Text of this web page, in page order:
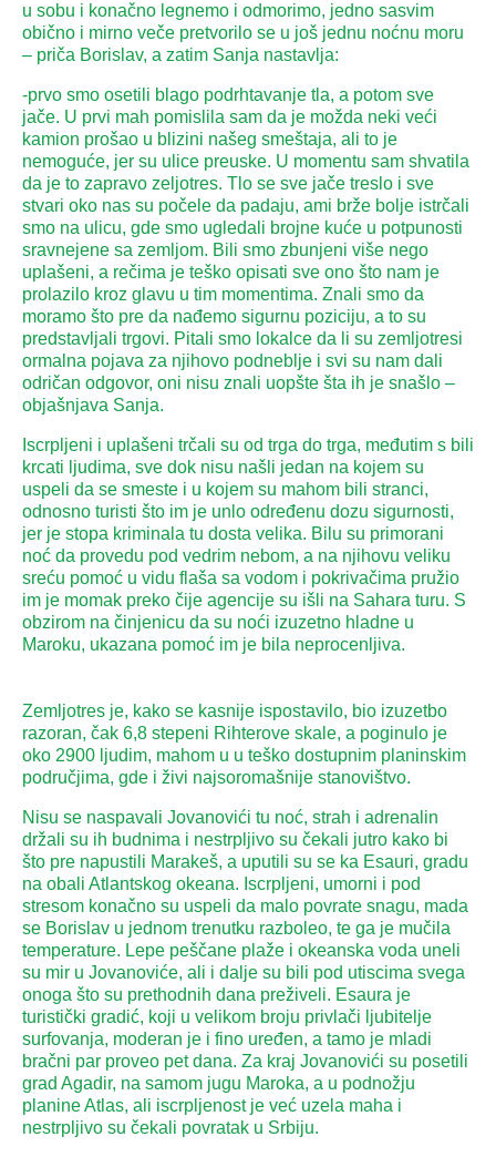
u sobu i konačno legnemo i odmorimo, jedno sasvim
obično i mirno veče pretvorilo se u još jednu noćnu moru
– priča Borislav, a zatim Sanja nastavlja:
-prvo smo osetili blago podrhtavanje tla, a potom sve
jače. U prvi mah pomislila sam da je možda neki veći
kamion prošao u blizini našeg smeštaja, ali to je
nemoguće, jer su ulice preuske. U momentu sam shvatila
da je to zapravo zeljotres. Tlo se sve jače treslo i sve
stvari oko nas su počele da padaju, ami brže bolje istrčali
smo na ulicu, gde smo ugledali brojne kuće u potpunosti
sravnejene sa zemljom. Bili smo zbunjeni više nego
uplašeni, a rečima je teško opisati sve ono što nam je
prolazilo kroz glavu u tim momentima. Znali smo da
moramo što pre da nađemo sigurnu poziciju, a to su
predstavljali trgovi. Pitali smo lokalce da li su zemljotresi
ormalna pojava za njihovo podneblje i svi su nam dali
odričan odgovor, oni nisu znali uopšte šta ih je snašlo –
objašnjava Sanja.
Iscrpljeni i uplašeni trčali su od trga do trga, međutim s bili
krcati ljudima, sve dok nisu našli jedan na kojem su
uspeli da se smeste i u kojem su mahom bili stranci,
odnosno turisti što im je unlo određenu dozu sigurnosti,
jer je stopa kriminala tu dosta velika. Bilu su primorani
noć da provedu pod vedrim nebom, a na njihovu veliku
sreću pomoć u vidu flaša sa vodom i pokrivačima pružio
im je momak preko čije agencije su išli na Sahara turu. S
obzirom na činjenicu da su noći izuzetno hladne u
Maroku, ukazana pomoć im je bila neprocenljiva.
Zemljotres je, kako se kasnije ispostavilo, bio izuzetbo
razoran, čak 6,8 stepeni Rihterove skale, a poginulo je
oko 2900 ljudim, mahom u u teško dostupnim planinskim
područjima, gde i živi najsoromašnije stanovištvo.
Nisu se naspavali Jovanovići tu noć, strah i adrenalin
držali su ih budnima i nestrpljivo su čekali jutro kako bi
što pre napustili Marakeš, a uputili su se ka Esauri, gradu
na obali Atlantskog okeana. Iscrpljeni, umorni i pod
stresom konačno su uspeli da malo povrate snagu, mada
se Borislav u jednom trenutku razboleo, te ga je mučila
temperature. Lepe peščane plaže i okeanska voda uneli
su mir u Jovanoviće, ali i dalje su bili pod utiscima svega
onoga što su prethodnih dana preživeli. Esaura je
turistički gradić, koji u velikom broju privlači ljubitelje
surfovanja, moderan je i fino uređen, a tamo je mladi
bračni par proveo pet dana. Za kraj Jovanovići su posetili
grad Agadir, na samom jugu Maroka, a u podnožju
planine Atlas, ali iscrpljenost je već uzela maha i
nestrpljivo su čekali povratak u Srbiju.